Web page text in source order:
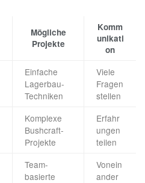
Mögliche
Projekte
Komm
unikati
on
Einfache
Lagerbau-
Techniken
Viele
Fragen
stellen
Komplexe
Bushcraft-
Projekte
Erfahr
ungen
teilen
Team-
basierte
Vonein
ander